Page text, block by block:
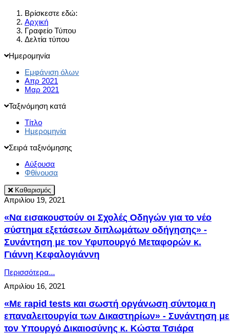
Βρίσκεστε εδώ:
Αρχική
Γραφείο Τύπου
Δελτία τύπου
Ημερομηνία
Εμφάνιση όλων
Απρ 2021
Μαρ 2021
Ταξινόμηση κατά
Τίτλο
Ημερομηνία
Σειρά ταξινόμησης
Αύξουσα
Φθίνουσα
Καθαρισμός
Απριλίου 19, 2021
«Να εισακουστούν οι Σχολές Οδηγών για το νέο
σύστημα εξετάσεων διπλωμάτων οδήγησης» -
Συνάντηση με τον Υφυπουργό Μεταφορών κ.
Γιάννη Κεφαλογιάννη
Περισσότερα...
Απριλίου 16, 2021
«Με rapid tests και σωστή οργάνωση σύντομα η
επαναλειτουργία των Δικαστηρίων» - Συνάντηση με
τον Υπουργό Δικαιοσύνης κ. Κώστα Τσιάρα